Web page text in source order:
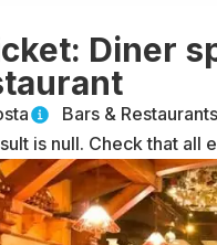
Diner
Bars & Restaurants
is null. Check that all